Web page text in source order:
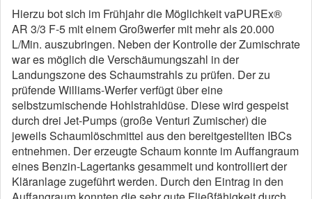
Hierzu bot sich im Frühjahr die Möglichkeit vaPUREx®
AR 3/3 F-5 mit einem Großwerfer mit mehr als 20.000
L/Min. auszubringen. Neben der Kontrolle der Zumischrate
war es möglich die Verschäumungszahl in der
Landungszone des Schaumstrahls zu prüfen. Der zu
prüfende Williams-Werfer verfügt über eine
selbstzumischende Hohlstrahldüse. Diese wird gespeist
durch drei Jet-Pumps (große Venturi Zumischer) die
jeweils Schaumlöschmittel aus den bereitgestellten IBCs
entnehmen. Der erzeugte Schaum konnte im Auffangraum
eines Benzin-Lagertanks gesammelt und kontrolliert der
Kläranlage zugeführt werden. Durch den Eintrag in den